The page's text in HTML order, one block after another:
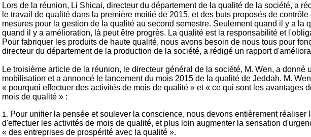
Lors de la réunion, Li Shicai, directeur du département de la qualité de la société, a
le travail de qualité dans la première moitié de 2015, et des buts proposés de
mesures pour la gestion de la qualité au second semestre. Seulement quand il y a la
quand il y a amélioration, là peut être progrès. La qualité est la responsabilité et
Pour fabriquer les produits de haute qualité, nous avons besoin de nous tous pour
directeur du département de la production de la société, a rédigé un rapport
Le troisième article de la réunion, le directeur général de la société, M. Wen, a donné
mobilisation et a annoncé le lancement du mois 2015 de la qualité de Jeddah. M.
« pourquoi effectuer des activités de mois de qualité » et « ce qui sont les avantages
mois de qualité » :
1.
Pour unifier la pensée et soulever la conscience, nous devons entièrement réaliser
d'effectuer les activités de mois de qualité, et plus loin augmenter la sensation
« des entreprises de prospérité avec la qualité ».